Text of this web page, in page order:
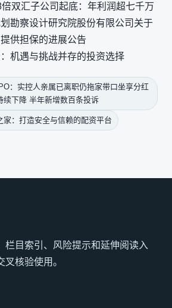
双汇子公司起底：年利润超七千万
勘察设计研究院股份有限公司关于
供担保的进展公告
机遇与挑战并存的投资选择
：实控人亲属已离职仍拖家带口坐享分红
续下降 半年新增数百条投诉
家：打造安全与信赖的配资平台
栏目索引、风险提示和延伸阅读入
叉核验使用。